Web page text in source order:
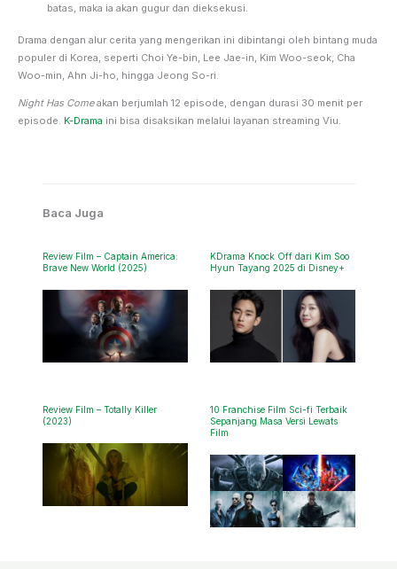
batas, maka ia akan gugur dan dieksekusi.
Drama dengan alur cerita yang mengerikan ini dibintangi oleh bintang muda
populer di Korea, seperti Choi Ye-bin, Lee Jae-in, Kim Woo-seok, Cha
Woo-min, Ahn Ji-ho, hingga Jeong So-ri.
Night Has Comeakan berjumlah 12 episode, dengan durasi 30 menit per
episode. K-Drama ini bisa disaksikan melalui layanan streaming Viu.
Baca Juga
Review Film – Captain America:
Brave New World (2025)
KDrama Knock Off dari Kim Soo
Hyun Tayang 2025 di Disney+
Review Film – Totally Killer
(2023)
10 Franchise Film Sci-fi Terbaik
Sepanjang Masa Versi Lewats
Film